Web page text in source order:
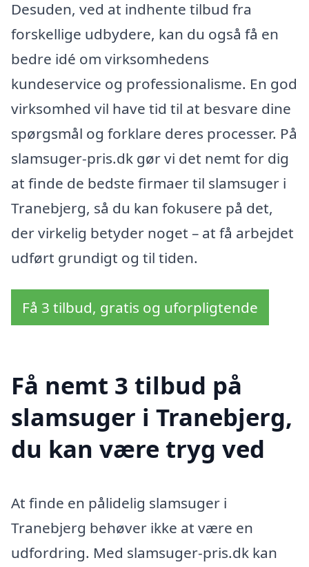
Desuden, ved at indhente tilbud fra
forskellige udbydere, kan du også få en
bedre idé om virksomhedens
kundeservice og professionalisme. En god
virksomhed vil have tid til at besvare dine
spørgsmål og forklare deres processer. På
slamsuger-pris.dk gør vi det nemt for dig
at finde de bedste firmaer til slamsuger i
Tranebjerg, så du kan fokusere på det,
der virkelig betyder noget – at få arbejdet
udført grundigt og til tiden.
Få 3 tilbud, gratis og uforpligtende
Få nemt 3 tilbud på
slamsuger i Tranebjerg,
du kan være tryg ved
At finde en pålidelig slamsuger i
Tranebjerg behøver ikke at være en
udfordring. Med slamsuger-pris.dk kan